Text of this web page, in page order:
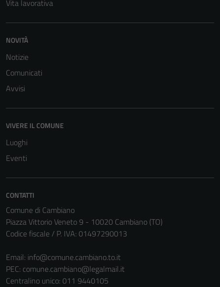
Vita lavorativa
NOVITÀ
Notizie
Comunicati
Avvisi
VIVERE IL COMUNE
Luoghi
Eventi
CONTATTI
Comune di Cambiano
Piazza Vittorio Veneto 9 - 10020 Cambiano (TO)
Codice fiscale / P. IVA: 01497290013
Email: info@comune.cambiano.to.it
PEC: comune.cambiano@legalmail.it
Centralino unico: 011 9440105
Tecnici